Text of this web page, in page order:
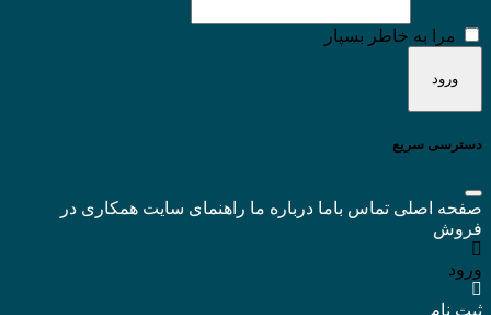
مرا به خاطر بسپار
دسترسی سریع
صفحه اصلی تماس باما درباره ما راهنمای سایت همکاری در
فروش
ورود
ثبت نام